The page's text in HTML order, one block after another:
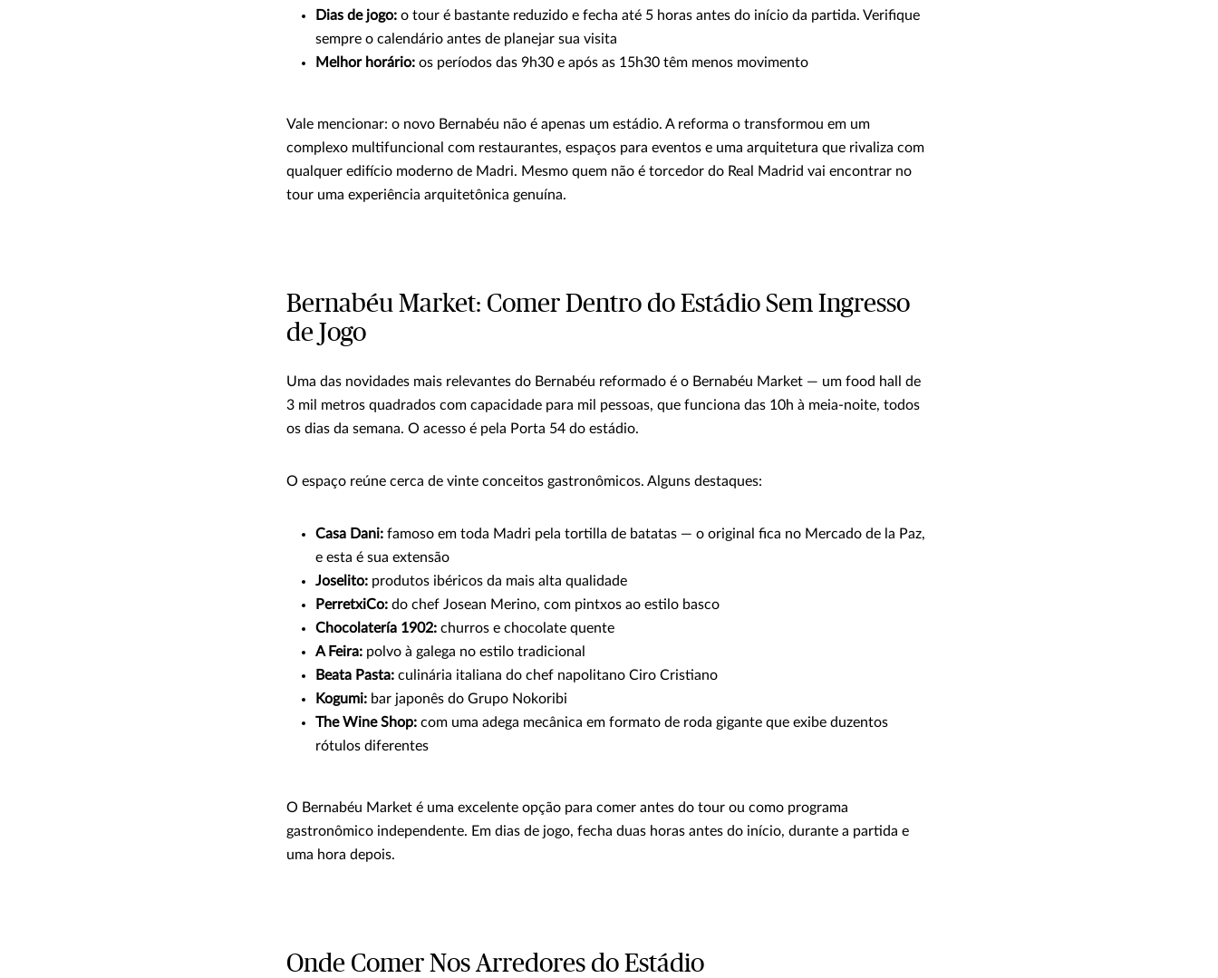
Dias de jogo: o tour é bastante reduzido e fecha até 5 horas antes do início da partida. Verifique
sempre o calendário antes de planejar sua visita
Melhor horário: os períodos das 9h30 e após as 15h30 têm menos movimento
Vale mencionar: o novo Bernabéu não é apenas um estádio. A reforma o transformou em um
complexo multifuncional com restaurantes, espaços para eventos e uma arquitetura que rivaliza com
qualquer edifício moderno de Madri. Mesmo quem não é torcedor do Real Madrid vai encontrar no
tour uma experiência arquitetônica genuína.
Bernabéu Market: Comer Dentro do Estádio Sem Ingresso
de Jogo
Uma das novidades mais relevantes do Bernabéu reformado é o Bernabéu Market — um food hall de
3 mil metros quadrados com capacidade para mil pessoas, que funciona das 10h à meia-noite, todos
os dias da semana. O acesso é pela Porta 54 do estádio.
O espaço reúne cerca de vinte conceitos gastronômicos. Alguns destaques:
Casa Dani: famoso em toda Madri pela tortilla de batatas — o original fica no Mercado de la Paz,
e esta é sua extensão
Joselito: produtos ibéricos da mais alta qualidade
PerretxiCo: do chef Josean Merino, com pintxos ao estilo basco
Chocolatería 1902: churros e chocolate quente
A Feira: polvo à galega no estilo tradicional
Beata Pasta: culinária italiana do chef napolitano Ciro Cristiano
Kogumi: bar japonês do Grupo Nokoribi
The Wine Shop: com uma adega mecânica em formato de roda gigante que exibe duzentos
rótulos diferentes
O Bernabéu Market é uma excelente opção para comer antes do tour ou como programa
gastronômico independente. Em dias de jogo, fecha duas horas antes do início, durante a partida e
uma hora depois.
Onde Comer Nos Arredores do Estádio